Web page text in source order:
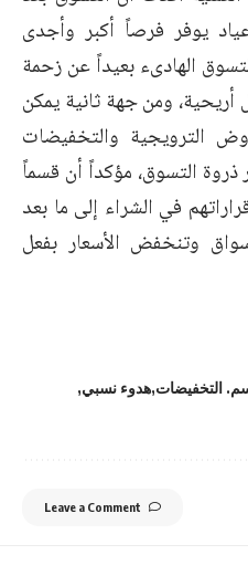
يوفر فرصاً أكبر وأجدى
الهادىء بعيداً عن زحمة
أريحية، ومن جهة ثانية يمكن
الترويجية والتخفيضات
ذروة التسوق، مؤكداً أن قسماً
في الشراء إلى ما بعد
وتنخفض الأسعار بفعل
التخفيضات هدوء نسبي
Leave a Comment